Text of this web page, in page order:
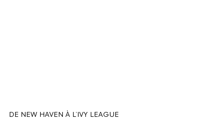
DE NEW HAVEN À L’IVY LEAGUE